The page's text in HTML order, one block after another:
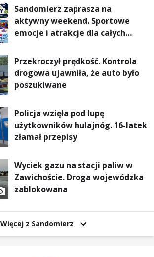
Sandomierz zaprasza na
aktywny weekend. Sportowe
emocje i atrakcje dla całych
Przekroczył prędkość. Kontrola
drogowa ujawniła, że auto było
poszukiwane
Policja wzięła pod lupę
użytkowników hulajnóg. 16-latek
złamał przepisy
Wyciek gazu na stacji paliw w
Zawichoście. Droga wojewódzka
zablokowana
Więcej z Sandomierz